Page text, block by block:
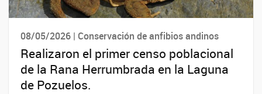
08/05/2026 | Conservación de anfibios andinos
Realizaron el primer censo poblacional
de la Rana Herrumbrada en la Laguna
de Pozuelos.